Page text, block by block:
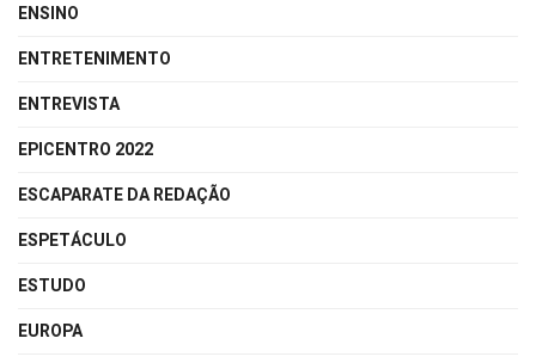
ENSINO
ENTRETENIMENTO
ENTREVISTA
EPICENTRO 2022
ESCAPARATE DA REDAÇÃO
ESPETÁCULO
ESTUDO
EUROPA